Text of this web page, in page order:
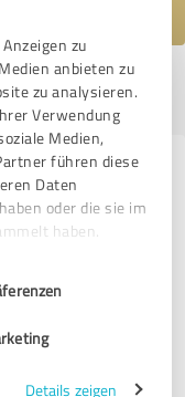
zu
anbieten zu
zu analysieren.
Verwendung
Medien,
führen diese
Daten
oder die sie im
haben.
Details zeigen
17.11.2025
IT-